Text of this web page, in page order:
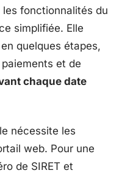
fonctionnalités du
simplifiée. Elle
quelques étapes,
et de
chaque date
nécessite les
web. Pour une
de SIRET et